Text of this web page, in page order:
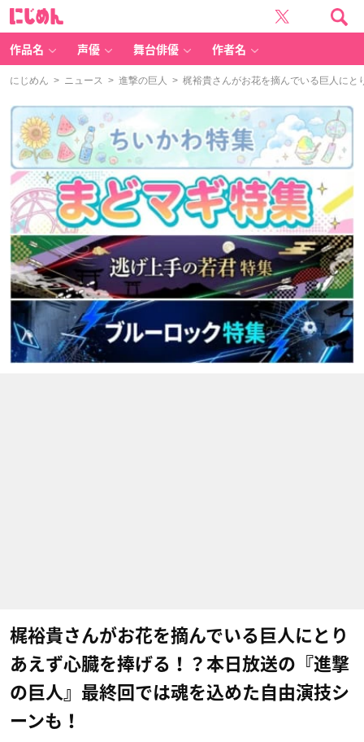
作品名 声優 舞台俳優 作者名
にじめん > ニュース > 進撃の巨人 > 梶裕貴さんがお花を摘んでいる巨人にと
梶裕貴さんがお花を摘んでいる巨人にとり
あえず心臓を捧げる！？本日放送の『進撃
の巨人』最終回では魂を込めた自由演技シ
ーンも！